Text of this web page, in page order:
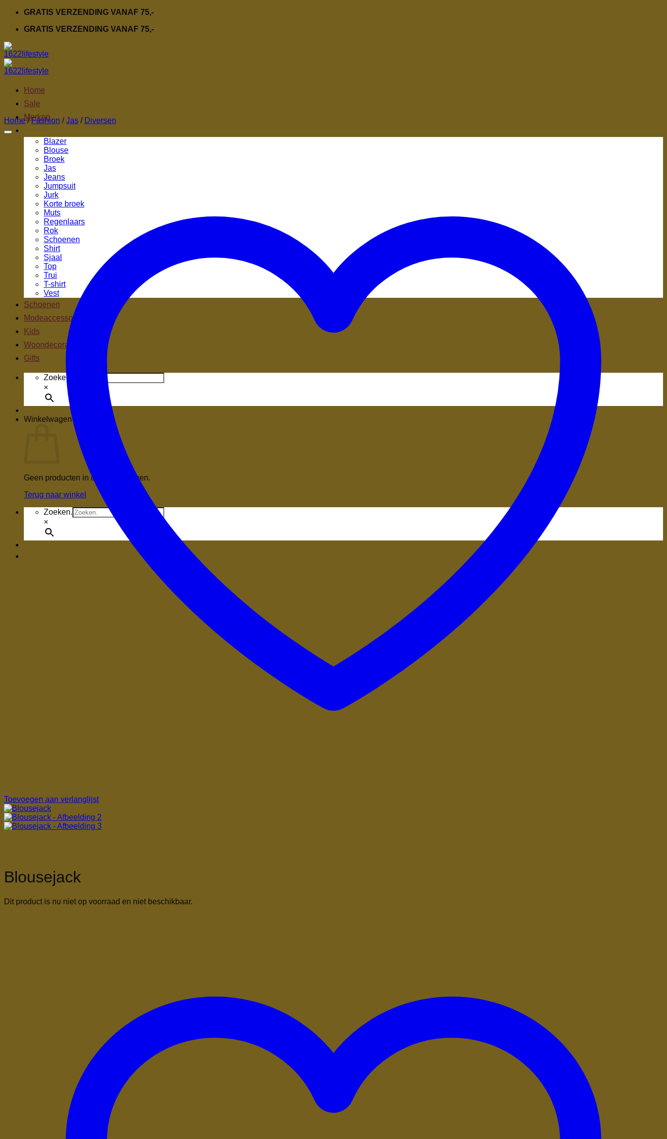
inhoud
GRATIS VERZENDING VANAF 75,-
GRATIS VERZENDING VANAF 75,-
Home
Sale
Merken
Blazer
Blouse
Broek
Jas
Jeans
Jumpsuit
Jurk
Korte broek
Muts
Regenlaars
Rok
Schoenen
Shirt
Sjaal
Top
Trui
T-shirt
Vest
Schoenen
Modeaccessoires
Kids
Woondecoratie
Gifts
Zoeken.
×
Winkelwagen
Geen producten in de winkelwagen.
Terug naar winkel
Zoeken.
×
Home / Fashion / Jas / Diversen
Toevoegen aan verlanglijst
Blousejack
Dit product is nu niet op voorraad en niet beschikbaar.